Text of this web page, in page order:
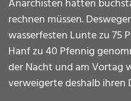
Anarchisten hatten
rechnen müssen.
wasserfesten Lunte zu 75
Hanf zu 40 Pfennig
der Nacht und am Vortag
verweigerte deshalb ihren